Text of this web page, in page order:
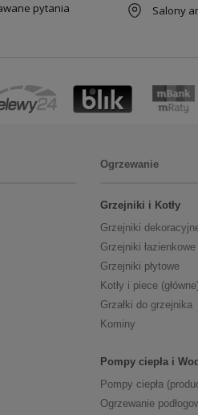
pytania
Salony
Ogrzewanie
Grzejniki i Kotły
Grzejniki
Grzejniki łazienkowe
Grzejniki płytowe
Kotły i piece
Grzałki do grzejnika
Kominy
Pompy ciepła i
Pompy ciepła
Ogrzewanie